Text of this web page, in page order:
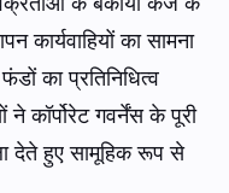
कार्यवाहियों का सामना
का प्रतिनिधित्व
कॉर्पोरेट गवर्नेंस के पूरी
देते हुए सामूहिक रूप से